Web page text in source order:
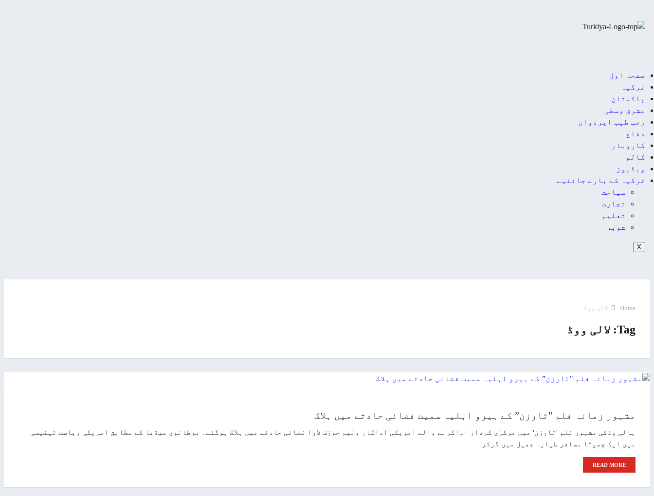
صفحہ اول
ترکیہ
پاکستان
مشرق وسطی
رجب طیب ایردوان
دفاع
کاروبار
کالم
ویڈیوز
ترکیہ کے بارے جانئیے
سیاحت
تجارت
تعلیم
شوبز
X
Home لالی ووڈ
Tag: لالی ووڈ
مشہور زمانہ فلم "ٹارزن” کے ہیرو اہلیہ سمیت فضائی حادثے میں ہلاک
ہالی وڈکی مشہور فلم 'ٹارزن' میں مرکزی کردار اداکرنے والے امریکی اداکار ولیم جوزف لارا فضائی حادثے میں ہلاک ہوگئے۔ برطانوی میڈیا کے مطابق امریکی ریاست ٹینیسی
میں ایک چھوٹا مسافر طیارہ جھیل میں گرکر
READ MORE